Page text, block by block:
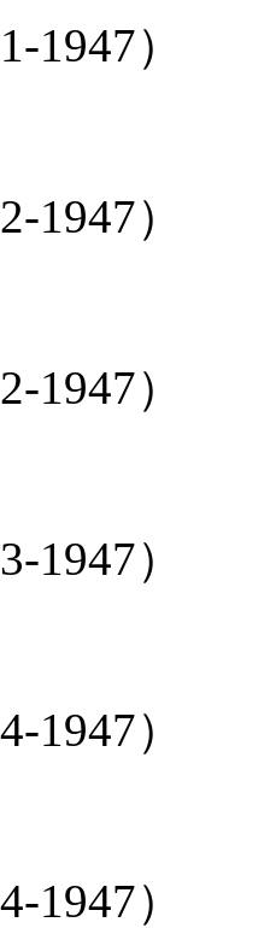
1947）
1947）
1947）
1947）
1947）
1947）